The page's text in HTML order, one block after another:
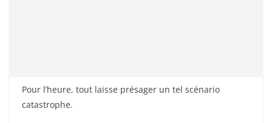
Pour l’heure, tout laisse présager un tel scénario
catastrophe.